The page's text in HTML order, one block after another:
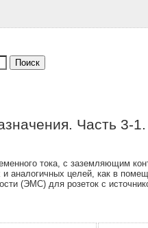
Часть 3-
тока, с заземляющим
целей, как в
(ЭМС) для розеток с